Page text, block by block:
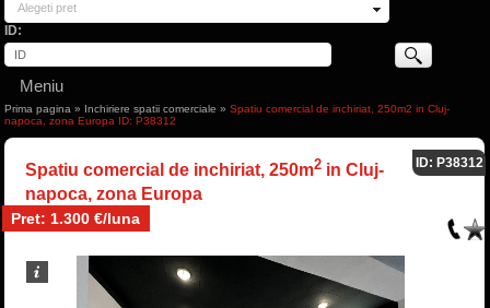
Alegeti pret
ID:
Meniu
Prima pagina » Inchiriere spatii comerciale »Spatiu comercial de inchiriat, 250m2 in Cluj-
napoca, zona Europa ID: P38312
Spatiu comercial de inchiriat, 250m2in Cluj-
napoca, zona Europa
Pret: 1.300 €/luna
ID: P38312